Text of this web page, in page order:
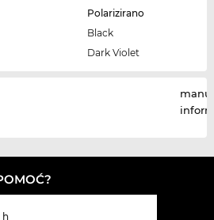
Polarizirano
Black
Dark Violet
h